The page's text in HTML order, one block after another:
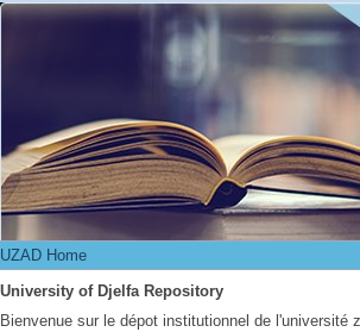
UZAD Home
UZAD Home
University of Djelfa Repository
Bienvenue sur le dépot institutionnel de l'université